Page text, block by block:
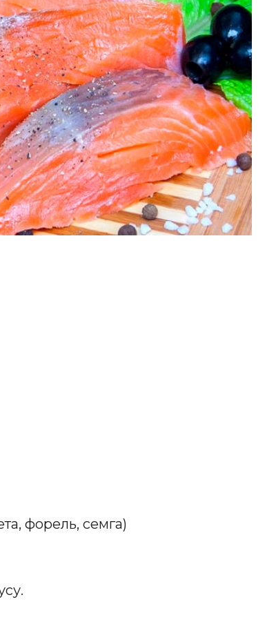
форель, семга)